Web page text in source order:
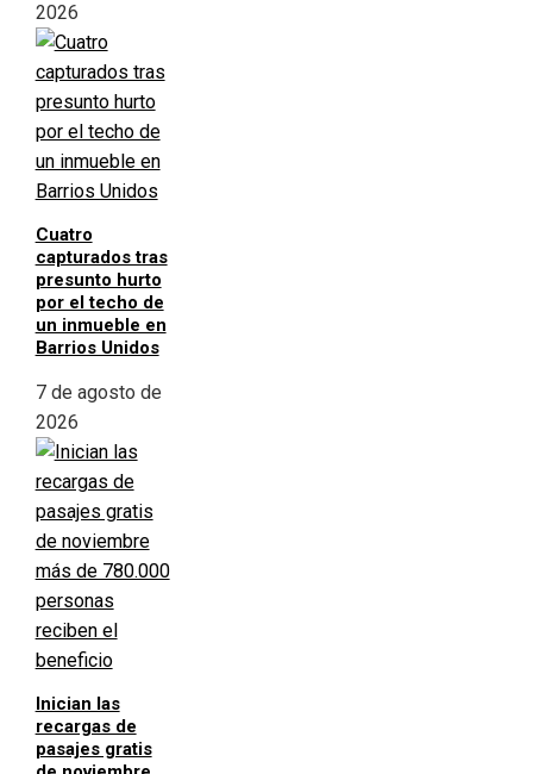
2026
Cuatro
capturados tras
presunto hurto
por el techo de
un inmueble en
Barrios Unidos
7 de agosto de
2026
Inician las
recargas de
pasajes gratis